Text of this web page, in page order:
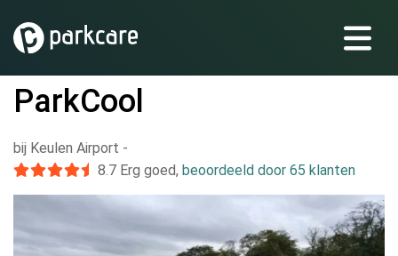
ParkCool
bij Keulen Airport -
8.7 Erg goed, beoordeeld door 65 klanten